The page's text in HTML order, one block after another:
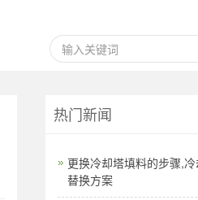
热门新闻
更换冷却塔填料的步骤,
替换方案